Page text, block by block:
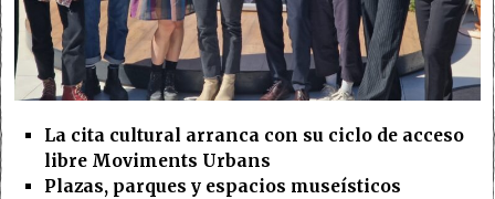
La cita cultural arranca con su ciclo de acceso
libre Moviments Urbans
Plazas, parques y espacios museísticos